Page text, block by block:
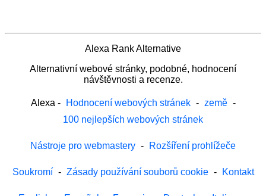
Alexa Rank Alternative
Alternativní webové stránky, podobné, hodnocení
návštěvnosti a recenze.
Alexa - Hodnocení webových stránek - země -
100 nejlepších webových stránek
Nástroje pro webmastery - Rozšíření prohlížeče
Soukromí - Zásady používání souborů cookie - Kontakt